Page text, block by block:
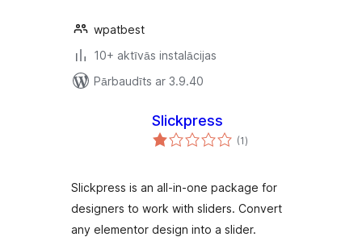
wpatbest
10+ aktīvās instalācijas
Pārbaudīts ar 3.9.40
Slickpress
(1vērtējumu
kopsumma
)
Slickpress is an all-in-one package for
designers to work with sliders. Convert
any elementor design into a slider.